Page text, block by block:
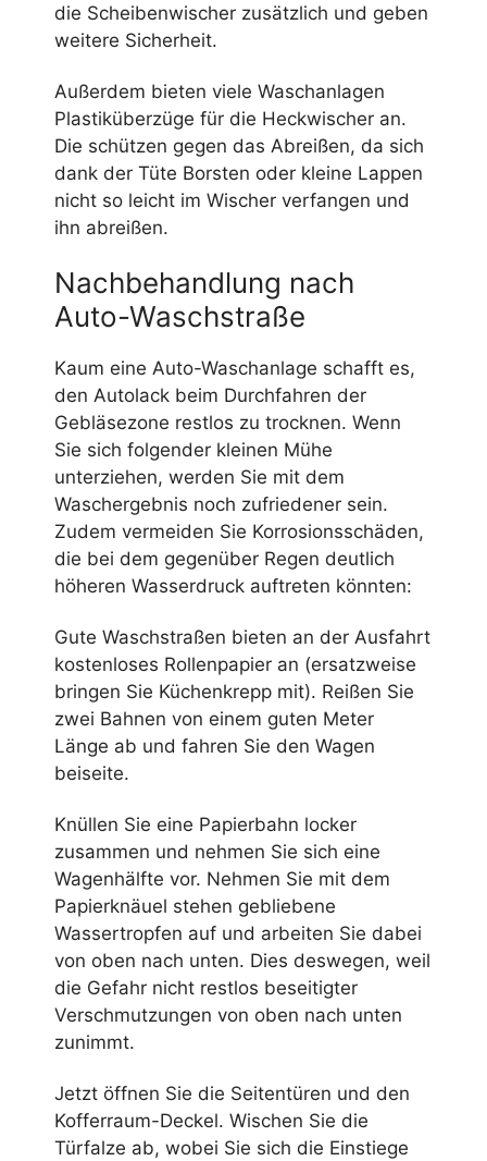
die Scheibenwischer zusätzlich und geben
weitere Sicherheit.
Außerdem bieten viele Waschanlagen
Plastiküberzüge für die Heckwischer an.
Die schützen gegen das Abreißen, da sich
dank der Tüte Borsten oder kleine Lappen
nicht so leicht im Wischer verfangen und
ihn abreißen.
Nachbehandlung nach
Auto-Waschstraße
Kaum eine Auto-Waschanlage schafft es,
den Autolack beim Durchfahren der
Gebläsezone restlos zu trocknen. Wenn
Sie sich folgender kleinen Mühe
unterziehen, werden Sie mit dem
Waschergebnis noch zufriedener sein.
Zudem vermeiden Sie Korrosionsschäden,
die bei dem gegenüber Regen deutlich
höheren Wasserdruck auftreten könnten:
Gute Waschstraßen bieten an der Ausfahrt
kostenloses Rollenpapier an (ersatzweise
bringen Sie Küchenkrepp mit). Reißen Sie
zwei Bahnen von einem guten Meter
Länge ab und fahren Sie den Wagen
beiseite.
Knüllen Sie eine Papierbahn locker
zusammen und nehmen Sie sich eine
Wagenhälfte vor. Nehmen Sie mit dem
Papierknäuel stehen gebliebene
Wassertropfen auf und arbeiten Sie dabei
von oben nach unten. Dies deswegen, weil
die Gefahr nicht restlos beseitigter
Verschmutzungen von oben nach unten
zunimmt.
Jetzt öffnen Sie die Seitentüren und den
Kofferraum-Deckel. Wischen Sie die
Türfalze ab, wobei Sie sich die Einstiege